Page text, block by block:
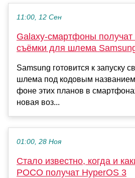
11:00, 12 Сен
Galaxy-смартфоны
съёмки для шлема
Samsung готовится к запуску
шлема под кодовым
фоне этих планов в
новая воз...
01:00, 28 Ноя
Стало известно, когда и
POCO получат HyperOS 3